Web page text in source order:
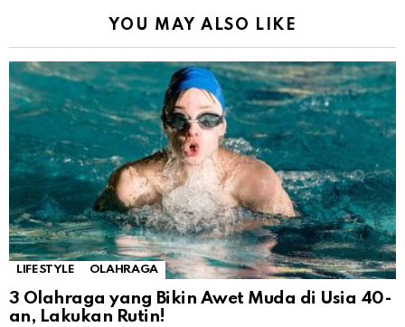
YOU MAY ALSO LIKE
LIFESTYLE OLAHRAGA
3 Olahraga yang Bikin Awet Muda di Usia 40-
an, Lakukan Rutin!